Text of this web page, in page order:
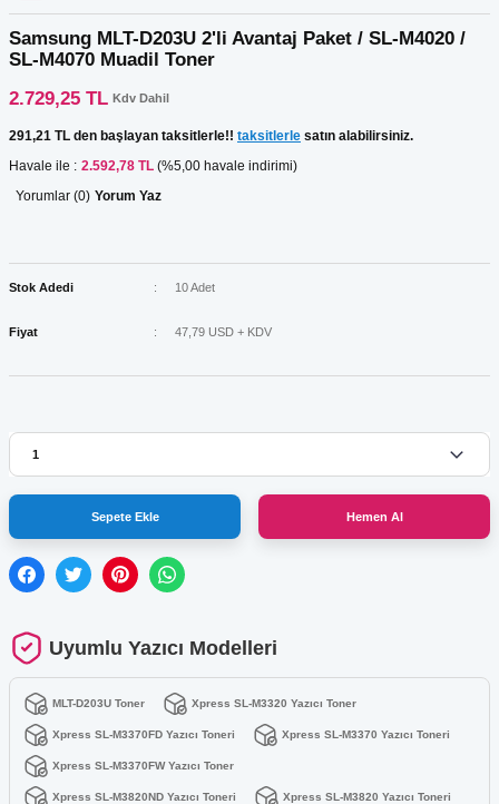
Samsung MLT-D203U 2'li Avantaj Paket / SL-M4020 /
SL-M4070 Muadil Toner
2.729,25 TL Kdv Dahil
291,21 TL den başlayan taksitlerle!! taksitlerle satın alabilirsiniz.
Havale ile : 2.592,78 TL (%5,00 havale indirimi)
Yorumlar (0) Yorum Yaz
Stok Adedi 10 Adet
Fiyat 47,79 USD + KDV
Sepete Ekle Hemen Al
Uyumlu Yazıcı Modelleri
MLT-D203U Toner Xpress SL-M3320 Yazıcı Toner
Xpress SL-M3370FD Yazıcı Toneri Xpress SL-M3370 Yazıcı Toneri
Xpress SL-M3370FW Yazıcı Toner
Xpress SL-M3820ND Yazıcı Toneri Xpress SL-M3820 Yazıcı Toneri